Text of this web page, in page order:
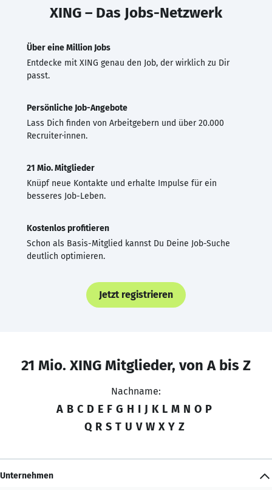
XING – Das Jobs-Netzwerk
Über eine Million Jobs
Entdecke mit XING genau den Job, der wirklich zu Dir
passt.
Persönliche Job-Angebote
Lass Dich finden von Arbeitgebern und über 20.000
Recruiter·innen.
21 Mio. Mitglieder
Knüpf neue Kontakte und erhalte Impulse für ein
besseres Job-Leben.
Kostenlos profitieren
Schon als Basis-Mitglied kannst Du Deine Job-Suche
deutlich optimieren.
Jetzt registrieren
21 Mio. XING Mitglieder, von A bis Z
Nachname:
A B C D E F G H I J K L M N O P
Q R S T U V W X Y Z
Unternehmen